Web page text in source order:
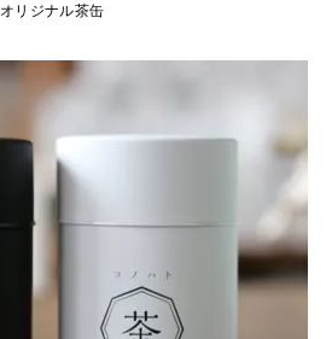
オリジナル茶缶